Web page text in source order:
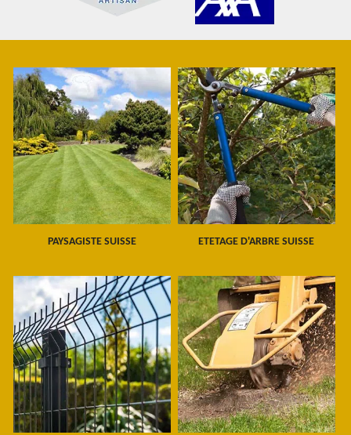
PAYSAGISTE SUISSE ETETAGE D'ARBRE SUISSE